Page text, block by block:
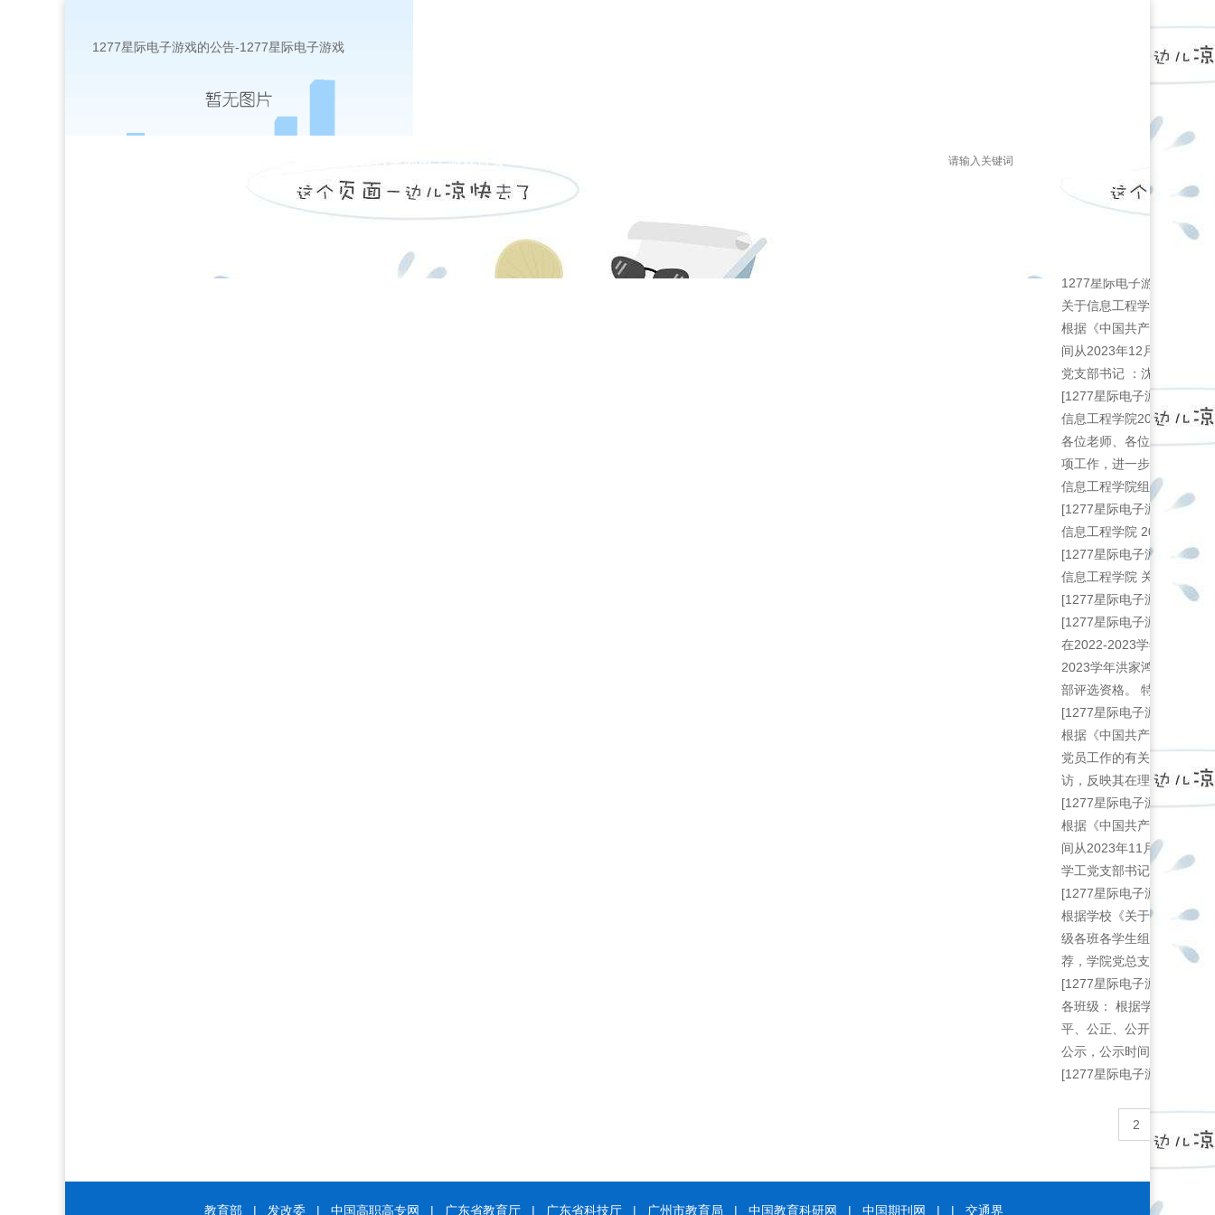
1277星际电子游戏的公告-1277星际电子游戏
学院1277星际电子游戏首页
1277星际电子游戏的公告
关于信息工程学院2023下
根据《中国共产党发展党
间从2023年12月28日起至
党支部书记 ：沈 依 联系地
[1277星际电子游戏的公告]
信息工程学院2023-2024-
各位老师、各位同学： 根
项工作，进一步加强校风
信息工程学院组织安排，
[1277星际电子游戏的公告]
信息工程学院 2023年度考
[1277星际电子游戏的公告]
信息工程学院 关于成立
[1277星际电子游戏的公告]
[1277星际电子游戏的公告]
在2022-2023学年学生先
2023学年洪家鸿同学担任
部评选资格。 特此补充公
[1277星际电子游戏的公告]
根据《中国共产党发展党
党员工作的有关要求，现
访，反映其在理想信念、
[1277星际电子游戏的公告]
根据《中国共产党发展党
间从2023年11月27日起至
学工党支部书记 ：沈 依...
[1277星际电子游戏的公告]
根据学校《关于评选2022-
级各班各学生组织自愿提
荐，学院党总支会议讨论
[1277星际电子游戏的公告]
各班级： 根据学校《关于
平、公正、公开的原则，
公示，公示时间为2023年
[1277星际电子游戏的公告]
2
教育部 | 发改委 | 中国高职高专网 | 广东省教育厅 | 广东省科技厅 | 广州市教育局 | 中国教育科研网 | 中国期刊网 | | 交通界